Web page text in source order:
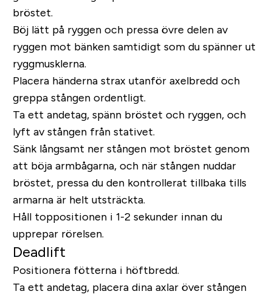
bröstet.
Böj lätt på ryggen och pressa övre delen av
ryggen mot bänken samtidigt som du spänner ut
ryggmusklerna.
Placera händerna strax utanför axelbredd och
greppa stången ordentligt.
Ta ett andetag, spänn bröstet och ryggen, och
lyft av stången från stativet.
Sänk långsamt ner stången mot bröstet genom
att böja armbågarna, och när stången nuddar
bröstet, pressa du den kontrollerat tillbaka tills
armarna är helt utsträckta.
Håll toppositionen i 1-2 sekunder innan du
upprepar rörelsen.
Deadlift
Positionera fötterna i höftbredd.
Ta ett andetag, placera dina axlar över stången